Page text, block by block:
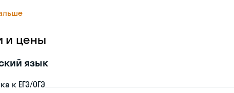
и цены
язык
к ЕГЭ/ОГЭ